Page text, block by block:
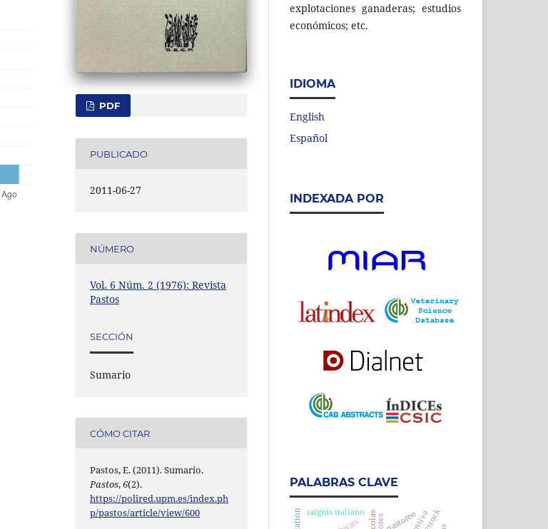
PDF
PUBLICADO
2011-06-27
NÚMERO
Vol. 6 Núm. 2 (1976): Revista
Pastos
SECCIÓN
Sumario
CÓMO CITAR
Pastos, E. (2011). Sumario.
Pastos,6(2).
https://polired.upm.es/index.ph
p/pastos/article/view/600
explotaciones ganaderas; estudios
económicos; etc.
IDIOMA
English
Español
INDEXADA POR
PALABRAS CLAVE
raigrás italiano pastoreo